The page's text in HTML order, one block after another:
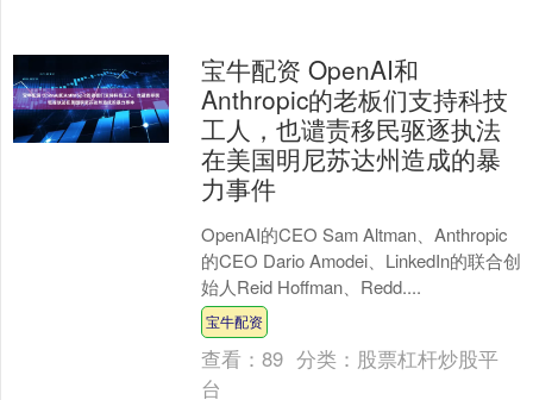
宝牛配资 OpenAI和
Anthropic的老板们支持科技
工人，也谴责移民驱逐执法
在美国明尼苏达州造成的暴
力事件
OpenAI的CEO Sam Altman、Anthropic
的CEO Dario Amodei、LinkedIn的联合创
始人Reid Hoffman、Redd....
宝牛配资
查看：89 分类： 股票杠杆炒股平
台